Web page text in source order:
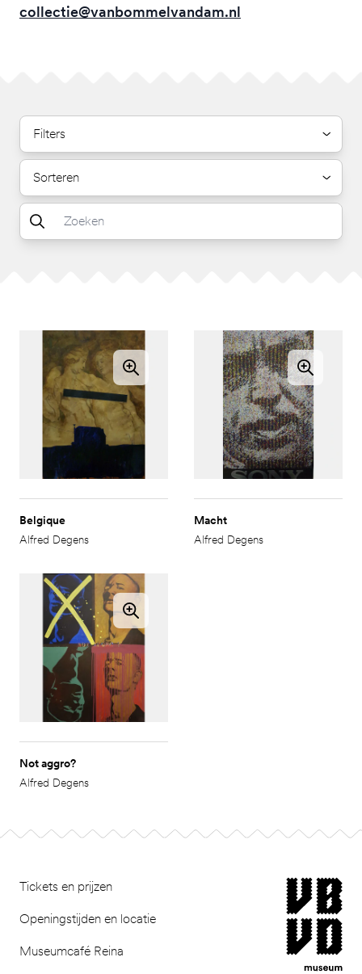
collectie@vanbommelvandam.nl
Filters
Sorteren
Belgique
Alfred Degens
Macht
Alfred Degens
Not aggro?
Alfred Degens
Tickets en prijzen
Openingstijden en locatie
Museumcafé Reina
museum van